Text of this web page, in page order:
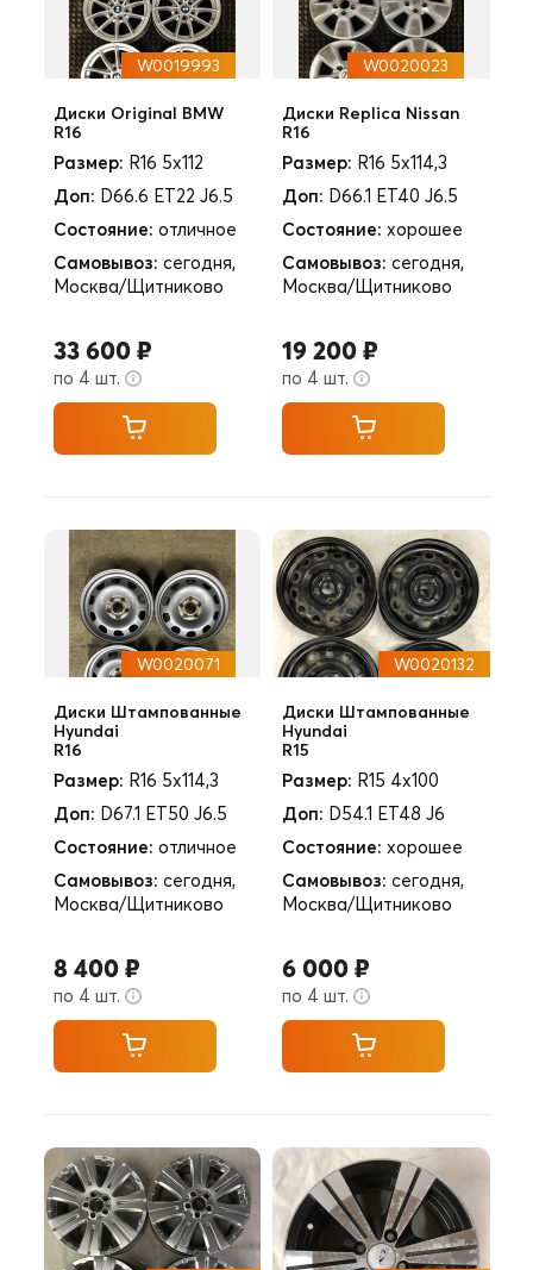
W0019993
Диски Original BMW
R16
Размер: R16 5x112
Доп: D66.6 ET22 J6.5
Состояние: отличное
Самовывоз: сегодня,
Москва/Щитниково
33 600 ₽
по 4 шт.
W0020023
Диски Replica Nissan
R16
Размер: R16 5x114,3
Доп: D66.1 ET40 J6.5
Состояние: хорошее
Самовывоз: сегодня,
Москва/Щитниково
19 200 ₽
по 4 шт.
W0020071
Диски Штампованные
Hyundai
R16
Размер: R16 5x114,3
Доп: D67.1 ET50 J6.5
Состояние: отличное
Самовывоз: сегодня,
Москва/Щитниково
8 400 ₽
по 4 шт.
W0020132
Диски Штампованные
Hyundai
R15
Размер: R15 4x100
Доп: D54.1 ET48 J6
Состояние: хорошее
Самовывоз: сегодня,
Москва/Щитниково
6 000 ₽
по 4 шт.